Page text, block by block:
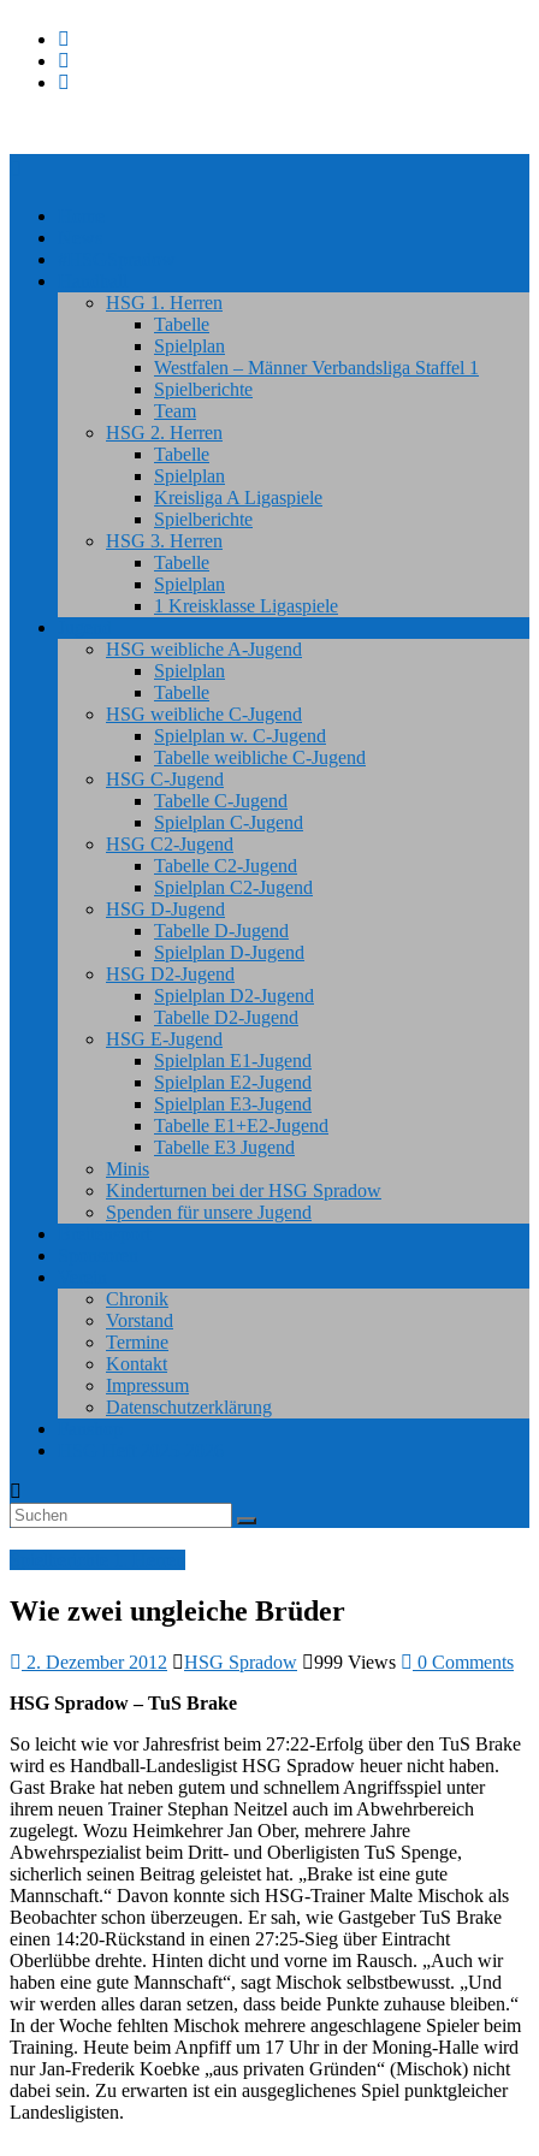
HSG 1. Herren
Tabelle
Spielplan
Westfalen – Männer Verbandsliga Staffel 1
Spielberichte
Team
HSG 2. Herren
Tabelle
Spielplan
Kreisliga A Ligaspiele
Spielberichte
HSG 3. Herren
Tabelle
Spielplan
1 Kreisklasse Ligaspiele
HSG weibliche A-Jugend
Spielplan
Tabelle
HSG weibliche C-Jugend
Spielplan w. C-Jugend
Tabelle weibliche C-Jugend
HSG C-Jugend
Tabelle C-Jugend
Spielplan C-Jugend
HSG C2-Jugend
Tabelle C2-Jugend
Spielplan C2-Jugend
HSG D-Jugend
Tabelle D-Jugend
Spielplan D-Jugend
HSG D2-Jugend
Spielplan D2-Jugend
Tabelle D2-Jugend
HSG E-Jugend
Spielplan E1-Jugend
Spielplan E2-Jugend
Spielplan E3-Jugend
Tabelle E1+E2-Jugend
Tabelle E3 Jugend
Minis
Kinderturnen bei der HSG Spradow
Spenden für unsere Jugend
Chronik
Vorstand
Termine
Kontakt
Impressum
Datenschutzerklärung
Wie zwei ungleiche Brüder
2. Dezember 2012 HSG Spradow 999 Views
0 Comments
HSG Spradow – TuS Brake
So leicht wie vor Jahresfrist beim 27:22-Erfolg über den TuS Brake
wird es Handball-Landesligist HSG Spradow heuer nicht haben.
Gast Brake hat neben gutem und schnellem Angriffsspiel unter
ihrem neuen Trainer Stephan Neitzel auch im Abwehrbereich
zugelegt. Wozu Heimkehrer Jan Ober, mehrere Jahre
Abwehrspezialist beim Dritt- und Oberligisten TuS Spenge,
sicherlich seinen Beitrag geleistet hat. „Brake ist eine gute
Mannschaft.“ Davon konnte sich HSG-Trainer Malte Mischok als
Beobachter schon überzeugen. Er sah, wie Gastgeber TuS Brake
einen 14:20-Rückstand in einen 27:25-Sieg über Eintracht
Oberlübbe drehte. Hinten dicht und vorne im Rausch. „Auch wir
haben eine gute Mannschaft“, sagt Mischok selbstbewusst. „Und
wir werden alles daran setzen, dass beide Punkte zuhause bleiben.“
In der Woche fehlten Mischok mehrere angeschlagene Spieler beim
Training. Heute beim Anpfiff um 17 Uhr in der Moning-Halle wird
nur Jan-Frederik Koebke „aus privaten Gründen“ (Mischok) nicht
dabei sein. Zu erwarten ist ein ausgeglichenes Spiel punktgleicher
Landesligisten.